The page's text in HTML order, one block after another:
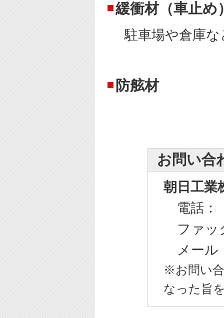
緩衝材（車止め
駐車場や倉庫
防舷材
お問い合
朝日工業
電話：
ファッ
メール
※お問い
なった旨